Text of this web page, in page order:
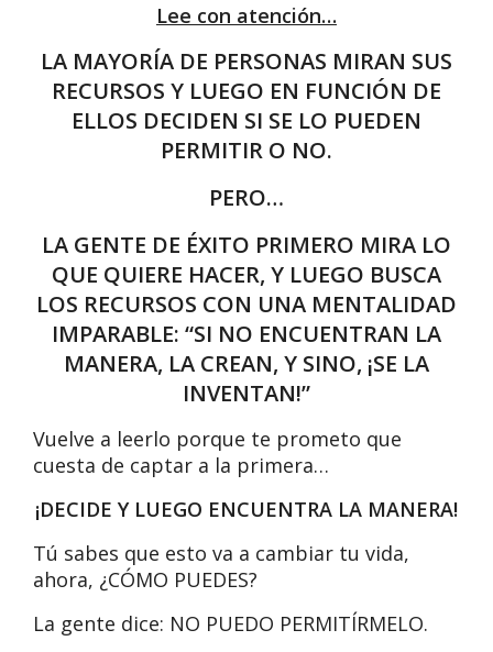
Lee con atención…
LA MAYORÍA DE PERSONAS MIRAN SUS
RECURSOS Y LUEGO EN FUNCIÓN DE
ELLOS DECIDEN SI SE LO PUEDEN
PERMITIR O NO.
PERO…
LA GENTE DE ÉXITO PRIMERO MIRA LO
QUE QUIERE HACER, Y LUEGO BUSCA
LOS RECURSOS CON UNA MENTALIDAD
IMPARABLE: “SI NO ENCUENTRAN LA
MANERA, LA CREAN, Y SINO, ¡SE LA
INVENTAN!”
Vuelve a leerlo porque te prometo que
cuesta de captar a la primera…
¡DECIDE Y LUEGO ENCUENTRA LA MANERA!
Tú sabes que esto va a cambiar tu vida,
ahora, ¿CÓMO PUEDES?
La gente dice: NO PUEDO PERMITÍRMELO.